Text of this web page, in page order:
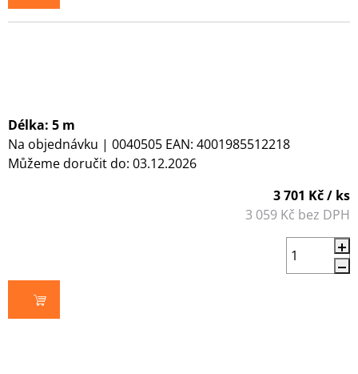
Délka: 5 m
Na objednávku | 0040505 EAN: 4001985512218
Můžeme doručit do: 03.12.2026
3 701 Kč/ ks
3 059 Kč bez DPH
DO KOŠÍKU